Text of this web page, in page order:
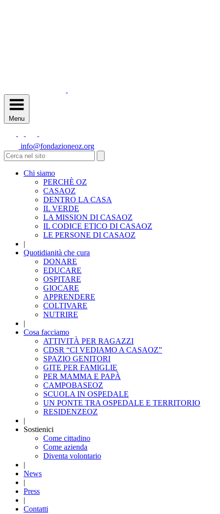
Menu
info@fondazioneoz.org
Chi siamo
PERCHÈ OZ
CASAOZ
DENTRO LA CASA
IL VERDE
LA MISSION DI CASAOZ
IL CODICE ETICO DI CASAOZ
LE PERSONE DI CASAOZ
|
Quotidianità che cura
DONARE
EDUCARE
OSPITARE
GIOCARE
APPRENDERE
COLTIVARE
NUTRIRE
|
Cosa facciamo
ATTIVITÀ PER RAGAZZI
CDSR “CI VEDIAMO A CASAOZ”
SPAZIO GENITORI
GITE PER FAMIGLIE
PER MAMMA E PAPÀ
CAMPOBASEOZ
SCUOLA IN OSPEDALE
UN PONTE TRA OSPEDALE E TERRITORIO
RESIDENZEOZ
|
Sostienici
Come cittadino
Come azienda
Diventa volontario
|
News
|
Press
|
Contatti